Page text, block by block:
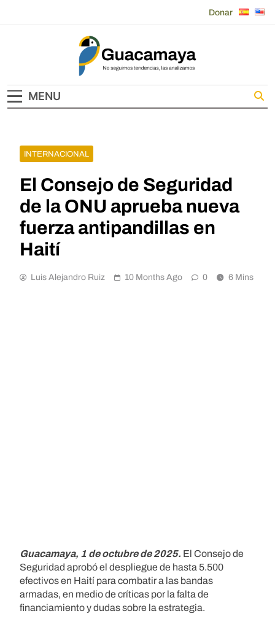
Donar
Guacamaya
MENU
INTERNACIONAL
El Consejo de Seguridad
de la ONU aprueba nueva
fuerza antipandillas en
Haití
Luis Alejandro Ruiz 10 Months Ago 0 6 Mins
Guacamaya, 1 de octubre de 2025. El Consejo de
Seguridad aprobó el despliegue de hasta 5.500
efectivos en Haití para combatir a las bandas
armadas, en medio de críticas por la falta de
financiamiento y dudas sobre la estrategia.